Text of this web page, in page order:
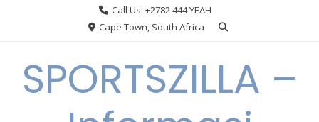
Call Us: +2782 444 YEAH
Cape Town, South Africa
SPORTSZILLA –